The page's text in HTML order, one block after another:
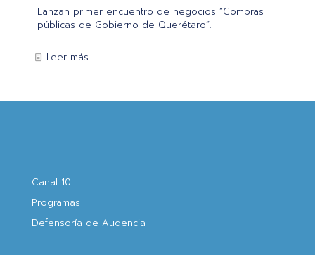
Lanzan primer encuentro de negocios “Compras
públicas de Gobierno de Querétaro”.
Leer más
Canal 10
Programas
Defensoría de Audencia